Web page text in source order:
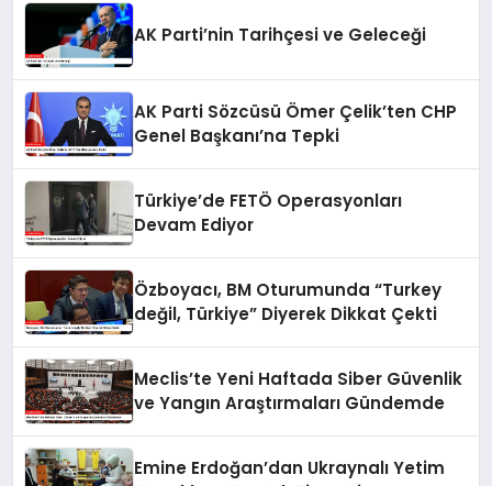
AK Parti’nin Tarihçesi ve Geleceği
AK Parti Sözcüsü Ömer Çelik’ten CHP
Genel Başkanı’na Tepki
Türkiye’de FETÖ Operasyonları
Devam Ediyor
Özboyacı, BM Oturumunda “Turkey
değil, Türkiye” Diyerek Dikkat Çekti
Meclis’te Yeni Haftada Siber Güvenlik
ve Yangın Araştırmaları Gündemde
Emine Erdoğan’dan Ukraynalı Yetim